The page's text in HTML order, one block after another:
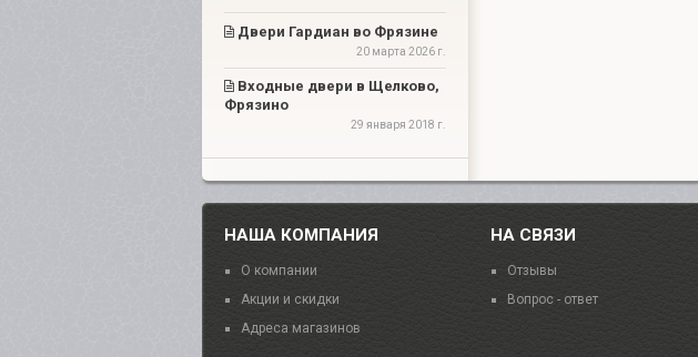
Двери Гардиан во Фрязине
20 марта 2026 г.
Входные двери в Щелково,
Фрязино
29 января 2018 г.
НАША КОМПАНИЯ
О компании
Акции и скидки
Адреса магазинов
НА СВЯЗИ
Отзывы
Вопрос - ответ